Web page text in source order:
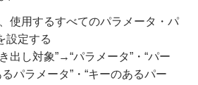
使用するすべてのパラメータ・パ
設定する
出し対象”→“パラメータ”・“パー
パラメータ”・“キーのあるパー